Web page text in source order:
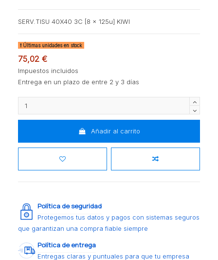
SERV.TISU 40X40 3C [8 x 125u] KIWI
Últimas unidades en stock
75,02 €
Impuestos incluidos
Entrega en un plazo de entre 2 y 3 días
Añadir al carrito
Política de seguridad
Protegemos tus datos y pagos con sistemas seguros
que garantizan una compra fiable siempre
Política de entrega
Entregas claras y puntuales para que tu empresa